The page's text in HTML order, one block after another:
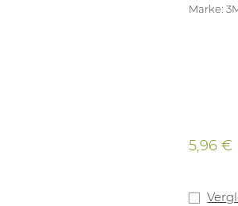
Marke:
5,96 €